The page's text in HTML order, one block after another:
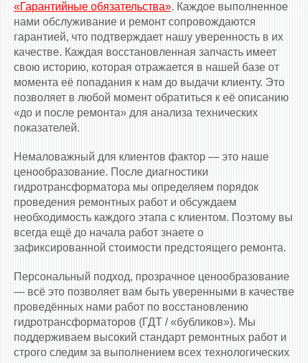
«Гарантийные обязательства». Каждое выполненное
нами обслуживание и ремонт сопровождаются
гарантией, что подтверждает нашу уверенность в их
качестве. Каждая восстановленная запчасть имеет
свою историю, которая отражается в нашей базе от
момента её попадания к нам до выдачи клиенту. Это
позволяет в любой момент обратиться к её описанию
«до и после ремонта» для анализа технических
показателей.
Немаловажный для клиентов фактор — это наше
ценообразование. После диагностики
гидротрансформатора мы определяем порядок
проведения ремонтных работ и обсуждаем
необходимость каждого этапа с клиентом. Поэтому вы
всегда ещё до начала работ знаете о
зафиксированной стоимости предстоящего ремонта.
Персональный подход, прозрачное ценообразование
— всё это позволяет вам быть уверенными в качестве
проведённых нами работ по восстановлению
гидротрансформаторов (ГДТ / «бубликов»). Мы
поддерживаем высокий стандарт ремонтных работ и
строго следим за выполнением всех технологических